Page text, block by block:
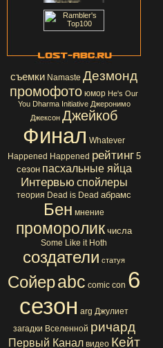
съемки Namaste Дезмонд
промофото юмор He's Our
You Dharma Initiative Джеронимо
Джексон Джейкоб
Финал Whatever
Happened Happened рейтинг 5
сезон пасхальные яйца
Интервью спойлеры
теория Dead is Dead абрамс
Бен мнение
проморолик числа
Some Like it Hoth
создатели статуя
Сойерabc comic con 6
сезон arg Джулиет
загадки Вселенной ричард
Первый Канал видео Кейт